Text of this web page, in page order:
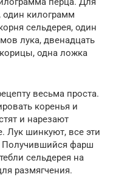
килограмм
сельдерея, один
лука, двенадцать
одна ложка
весьма проста.
коренья и
и нарезают
Лук шинкуют, все эти
фарш
сельдерея на
размягчения.